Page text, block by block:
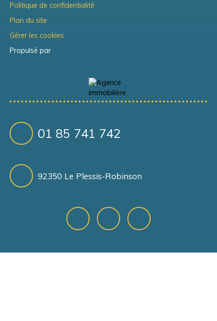
Politique de confidentialité
Plan du site
Gérer les cookies
Propulsé par
01 85 741 742
92350 Le Plessis-Robinson